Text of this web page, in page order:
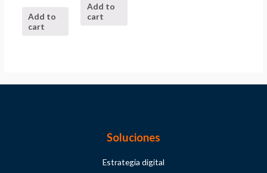
Add to
cart
Add to
cart
Soluciones
Estrategia digital